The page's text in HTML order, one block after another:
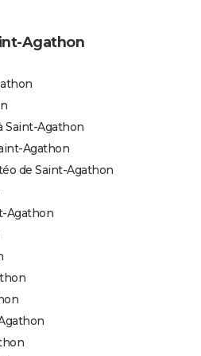
Agathon
Saint-Agathon
Agathon
de Saint-Agathon
Agathon